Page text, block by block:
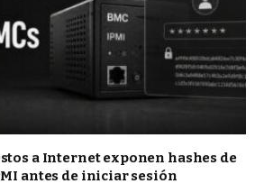
a Internet exponen hashes de
antes de iniciar sesión